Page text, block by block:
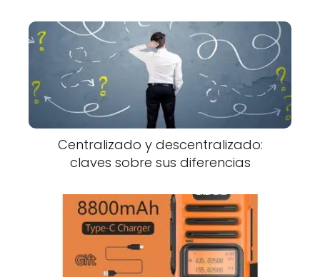
Centralizado y descentralizado:
claves sobre sus diferencias